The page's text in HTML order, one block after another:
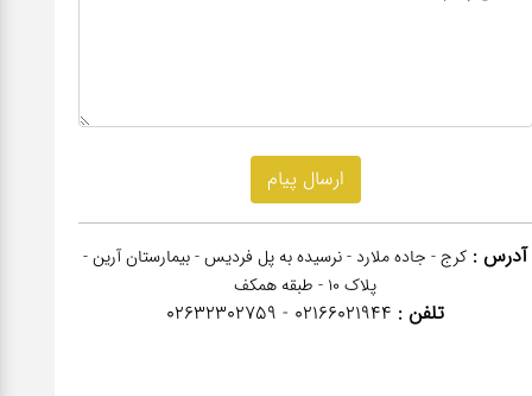
آدرس : کرج - جاده ملارد - نرسیده به پل فردیس - بیمارستان آرین -
پلاک 10 - طبقه همکف
تلفن : 02166021944 - 02632302759